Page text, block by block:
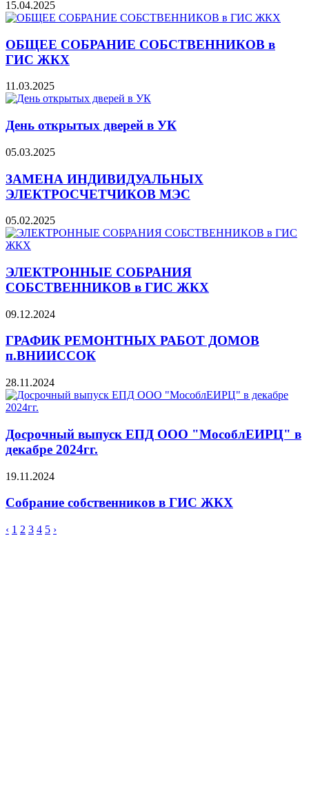
15.04.2025
ОБЩЕЕ СОБРАНИЕ СОБСТВЕННИКОВ в
ГИС ЖКХ
11.03.2025
День открытых дверей в УК
05.03.2025
ЗАМЕНА ИНДИВИДУАЛЬНЫХ
ЭЛЕКТРОСЧЕТЧИКОВ МЭС
05.02.2025
ЭЛЕКТРОННЫЕ СОБРАНИЯ
СОБСТВЕННИКОВ в ГИС ЖКХ
09.12.2024
ГРАФИК РЕМОНТНЫХ РАБОТ ДОМОВ
п.ВНИИССОК
28.11.2024
Досрочный выпуск ЕПД ООО "МособлЕИРЦ" в
декабре 2024гг.
19.11.2024
Собрание собственников в ГИС ЖКХ
‹ 1 2 3 4 5 ›